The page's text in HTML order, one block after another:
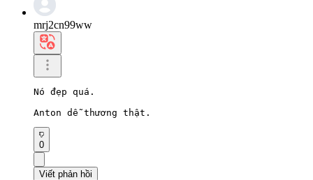
mrj2cn99ww
Nó đẹp quá.
Anton dễ thương thật.
0
Viết phản hồi